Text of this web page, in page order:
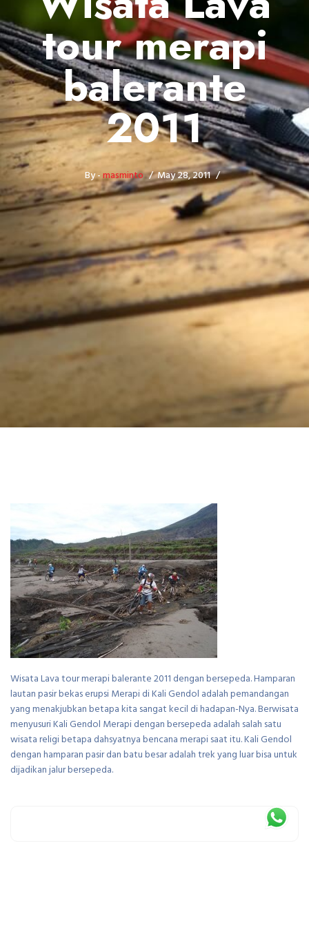
tour merapi
balerante
2011
By -masminto May 28, 2011
Wisata Lava tour merapi balerante 2011 dengan bersepeda. Hamparan
lautan pasir bekas erupsi Merapi di Kali Gendol adalah pemandangan
yang menakjubkan betapa kita sangat kecil di hadapan-Nya. Berwisata
menyusuri Kali Gendol Merapi dengan bersepeda adalah salah satu
wisata religi betapa dahsyatnya bencana merapi saat itu. Kali Gendol
dengan hamparan pasir dan batu besar adalah trek yang luar bisa untuk
dijadikan jalur bersepeda.